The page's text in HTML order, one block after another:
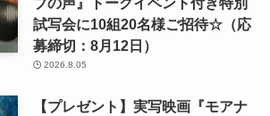
試写会に10組20名様ご招待☆（応
募締切：8月12日）
2026.8.05
【プレゼント】実写映画『モアナ